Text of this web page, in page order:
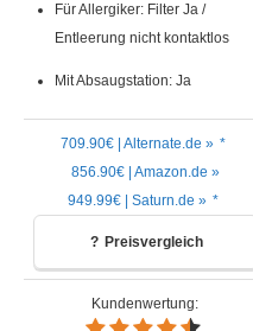
Für Allergiker: Filter Ja /
Entleerung nicht kontaktlos
Mit Absaugstation: Ja
709.90€ | Alternate.de »
856.90€ | Amazon.de »
949.99€ | Saturn.de »
Preisvergleich
Kundenwertung: